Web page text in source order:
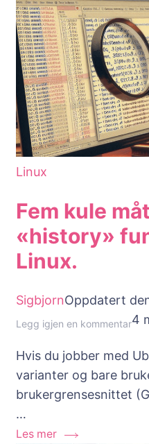
Linux
Fem kule
«history»
Linux.
SigbjornOppdatert
Legg igjen en kommentartil
kule
å
4
Hvis du jobber med
varianter og bare
brukergrensesnittet
…
Les mer